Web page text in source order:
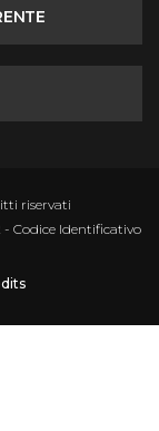
riservati
- Codice Identificativo